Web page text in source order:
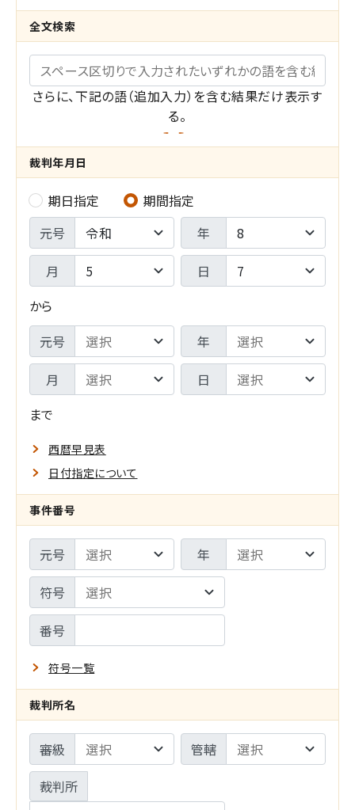
全文検索
キーワード
さらに、下記の語（追加入力）を含む結果だけ表示す
る。
共
通
裁判年月日
裁
判
年
月
日
-
検
索
範
囲
指
定
の
設
定
期日指定 期間指定
期
間
F
R
O
元号
年
月
日
から
期
間
T
O
元号
年
月
日
まで
西暦早見表
日付指定について
メ
イ
ン
サ
の
み
事件番号
元号
年
符号
番号
符号一覧
裁判所名
審級
管轄
裁判所